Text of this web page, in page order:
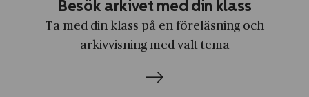
Alimak
Allis‑Chalmers
Brodda
Bromma
Brunnsparken
Burträsk
Besök arkivet med din klass
Ta med din klass på en föreläsning och
arkivvisning med valt tema